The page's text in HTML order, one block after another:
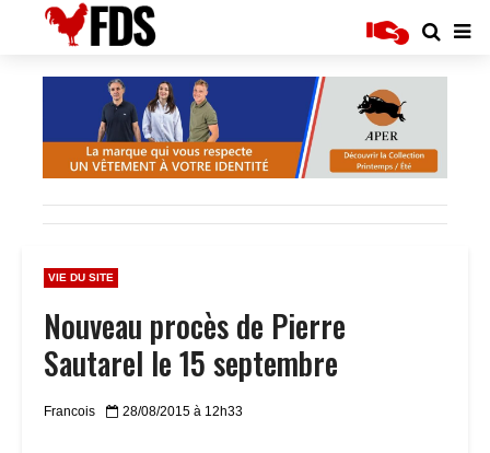
VIE DU SITE
Nouveau procès de Pierre
Sautarel le 15 septembre
Francois 28/08/2015 à 12h33